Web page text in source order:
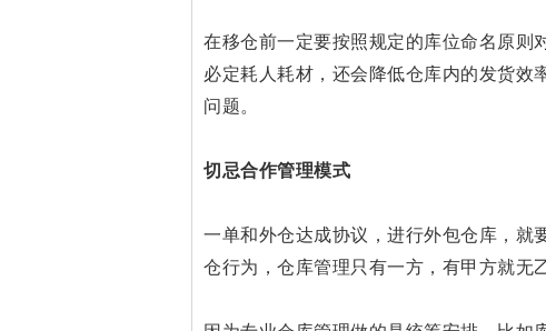
在移仓前一定要按照规定的库位命名原则
必定耗人耗材，还会降低仓库内的发货效
问题。
切忌合作管理模式
一单和外仓达成协议，进行外包仓库，就
仓行为，仓库管理只有一方，有甲方就无